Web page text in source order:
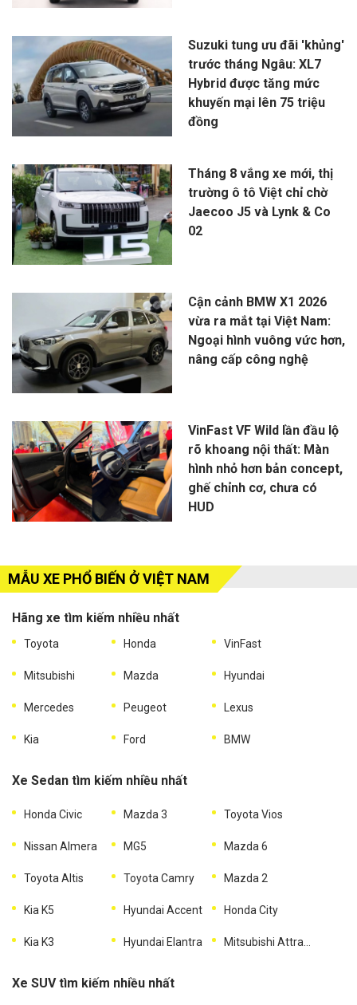
Suzuki tung ưu đãi 'khủng'
trước tháng Ngâu: XL7
Hybrid được tăng mức
khuyến mại lên 75 triệu
đồng
Tháng 8 vắng xe mới, thị
trường ô tô Việt chỉ chờ
Jaecoo J5 và Lynk & Co
02
Cận cảnh BMW X1 2026
vừa ra mắt tại Việt Nam:
Ngoại hình vuông vức hơn,
nâng cấp công nghệ
VinFast VF Wild lần đầu lộ
rõ khoang nội thất: Màn
hình nhỏ hơn bản concept,
ghế chỉnh cơ, chưa có
HUD
MẪU XE PHỔ BIẾN Ở VIỆT NAM
Hãng xe tìm kiếm nhiều nhất
Toyota Honda VinFast
Mitsubishi Mazda Hyundai
Mercedes Peugeot Lexus
Kia Ford BMW
Xe Sedan tìm kiếm nhiều nhất
Honda Civic Mazda 3 Toyota Vios
Nissan Almera MG5 Mazda 6
Toyota Altis Toyota Camry Mazda 2
Kia K5 Hyundai Accent Honda City
Kia K3 Hyundai Elantra
Xe SUV tìm kiếm nhiều nhất